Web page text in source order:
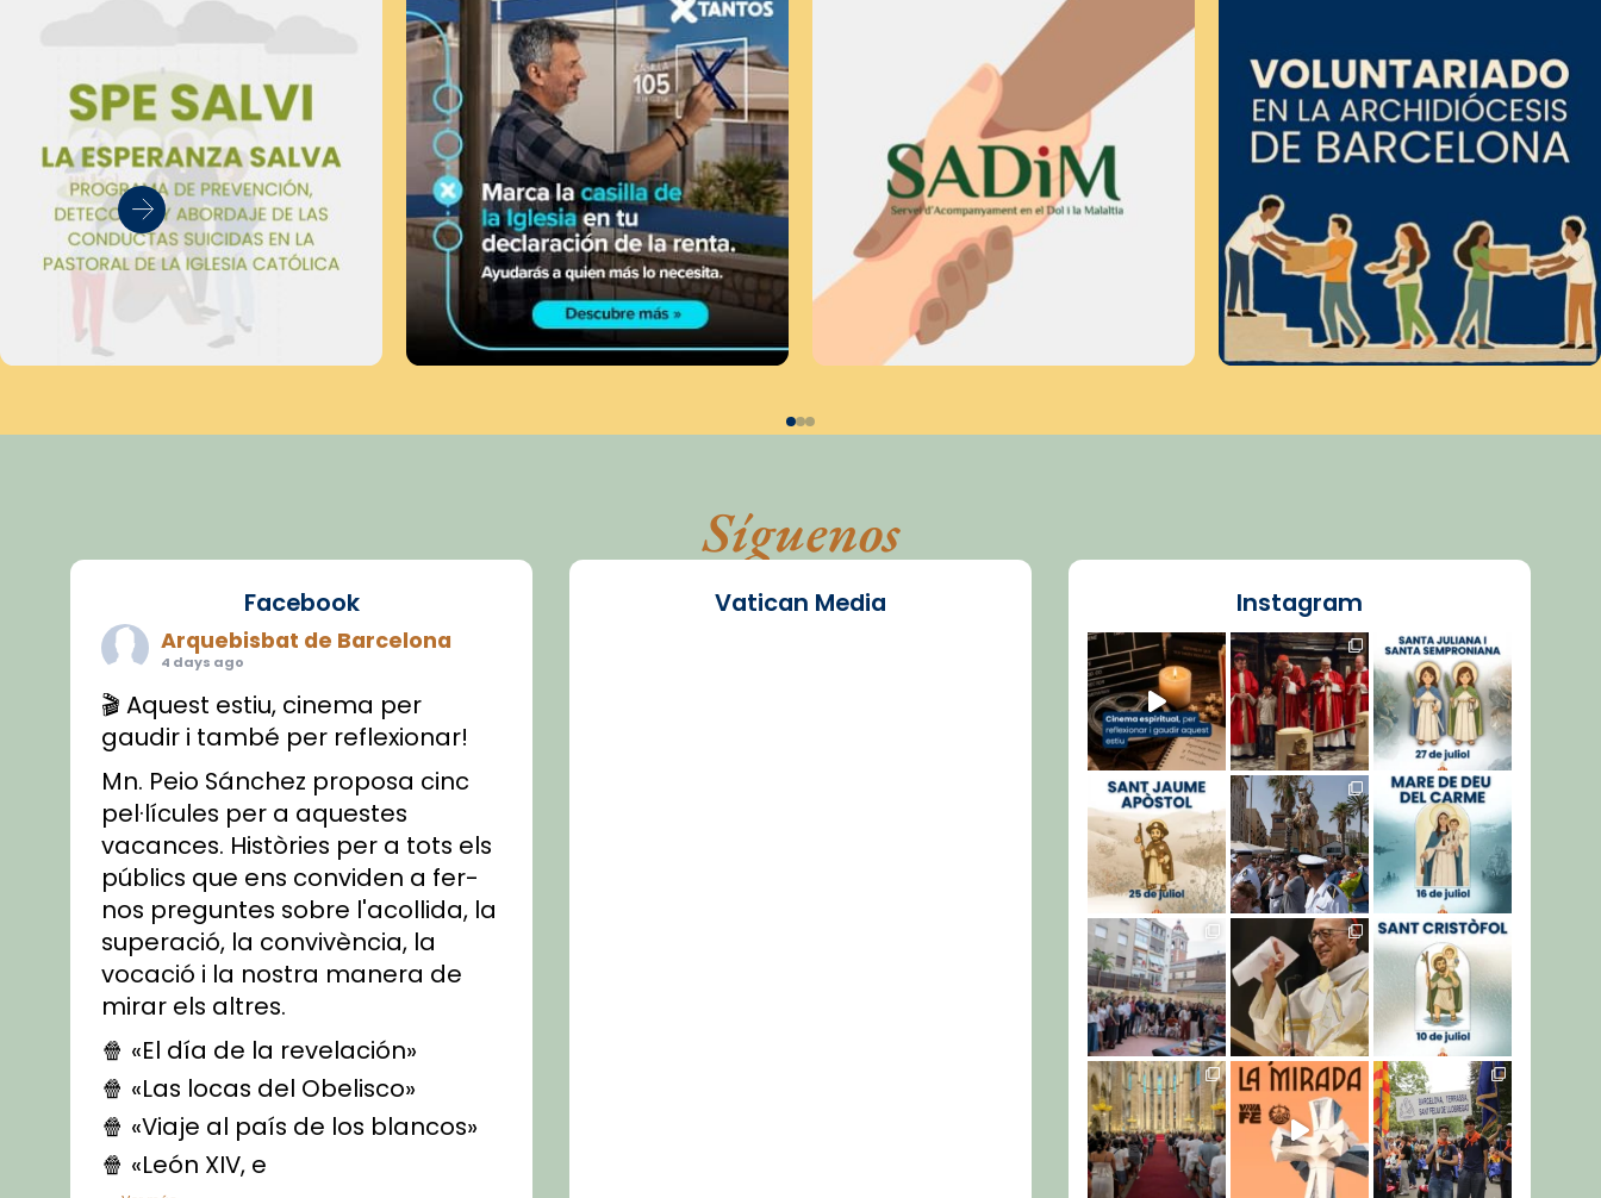
Síguenos
Facebook
Arquebisbat de Barcelona
4 days ago
🎬 Aquest estiu, cinema per
gaudir i també per reflexionar!
Mn. Peio Sánchez proposa cinc
pel·lícules per a aquestes
vacances. Històries per a tots els
públics que ens conviden a fer-
nos preguntes sobre l'acollida, la
superació, la convivència, la
vocació i la nostra manera de
mirar els altres.
🍿 «El día de la revelación»
🍿 «Las locas del Obelisco»
🍿 «Viaje al país de los blancos»
🍿 «León XIV, e
Vatican Media Instagram